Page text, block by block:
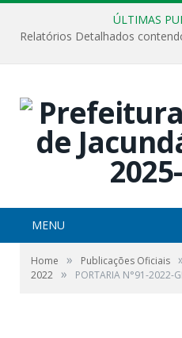
ÚLTIMAS
MENU
Home » Publicações Oficiais
2022 » PORTARIA N°91-2022-